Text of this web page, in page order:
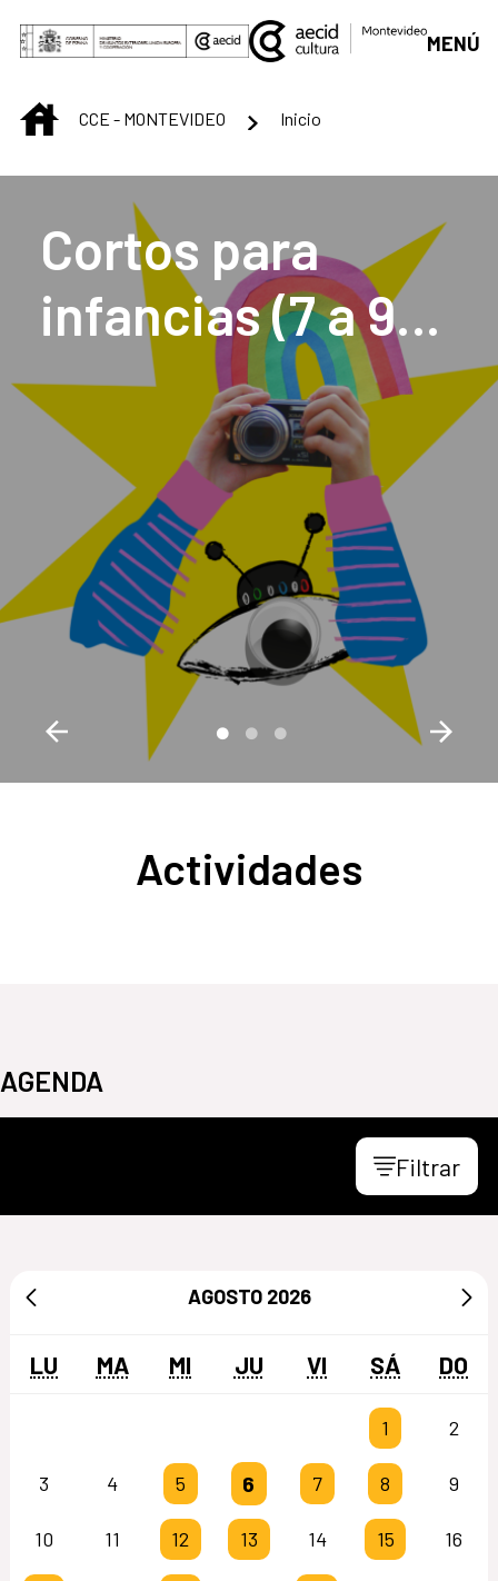
Saltar al contenido principal
MENÚ
INICIOCCE - MONTEVIDEO Inicio
Centro Cultural de
Cortos para
infancias (7 a 9
años)
Actividades
AGENDA
Filtrar
AGOSTO 2026
LU MA MI JU VI SÁ DO
1 2
3 4 5 6 7 8 9
10 11 12 13 14 15 16